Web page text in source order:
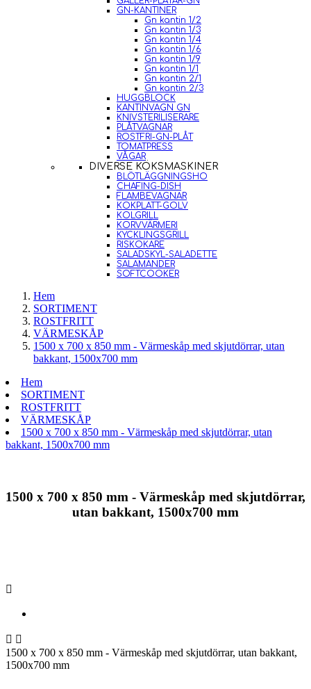
GN-KANTINER
Gn kantin 1/2
Gn kantin 1/3
Gn kantin 1/4
Gn kantin 1/6
Gn kantin 1/9
Gn kantin 1/1
Gn kantin 2/1
Gn kantin 2/3
HUGGBLOCK
KANTINVAGN GN
KNIVSTERILISERARE
PLÅTVAGNAR
ROSTFRI-GN-PLÅT
TOMATPRESS
VÅGAR
DIVERSE KÖKSMASKINER
BLÖTLÄGGNINGSHO
CHAFING-DISH
FLAMBEVAGNAR
KOKPLATT-GOLV
KOLGRILL
KORVVÄRMERI
KYCKLINGSGRILL
RISKOKARE
SALADSKYL-SALADETTE
SALAMANDER
SOFTCOOKER
Hem
SORTIMENT
ROSTFRITT
VÄRMESKÅP
1500 x 700 x 850 mm - Värmeskåp med skjutdörrar, utan
bakkant, 1500x700 mm
Hem
SORTIMENT
ROSTFRITT
VÄRMESKÅP
1500 x 700 x 850 mm - Värmeskåp med skjutdörrar, utan
bakkant, 1500x700 mm
1500 x 700 x 850 mm - Värmeskåp med skjutdörrar,
utan bakkant, 1500x700 mm

 
1500 x 700 x 850 mm - Värmeskåp med skjutdörrar, utan bakkant,
1500x700 mm